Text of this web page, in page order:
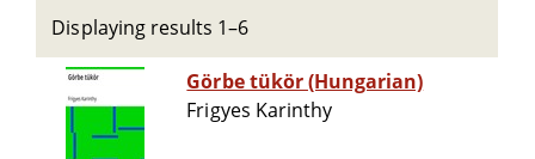
Displaying results 1–6
Görbe tükör (Hungarian)
Frigyes Karinthy